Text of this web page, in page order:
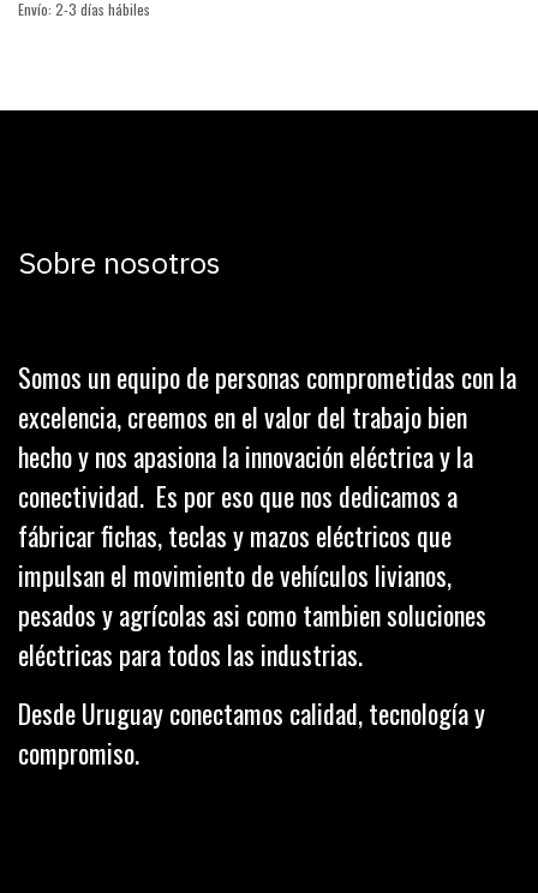
Envío: 2-3 días hábiles
Sobre nosotros
Somos un equipo de personas comprometidas con la
excelencia, creemos en el valor del trabajo bien
hecho y nos apasiona la innovación eléctrica y la
conectividad. Es por eso que nos dedicamos a
fábricar fichas, teclas y mazos eléctricos que
impulsan el movimiento de vehículos livianos,
pesados y agrícolas asi como tambien soluciones
eléctricas para todos las industrias.
Desde Uruguay conectamos calidad, tecnología y
compromiso.